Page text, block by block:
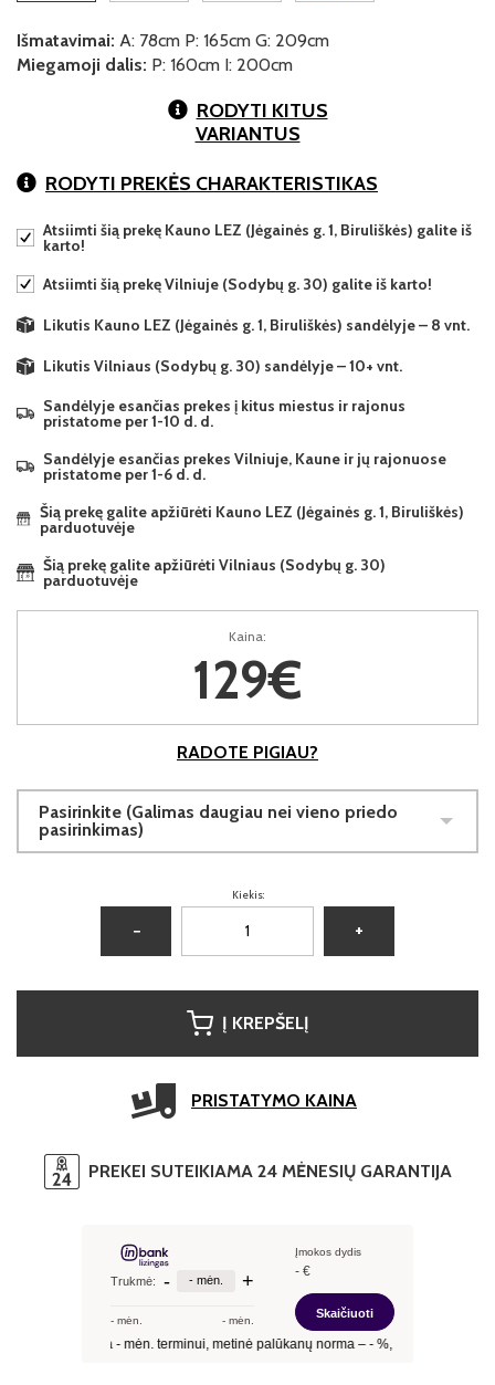
Išmatavimai: A: 78cm P: 165cm G: 209cm
Miegamoji dalis: P: 160cm I: 200cm
RODYTI KITUS
VARIANTUS
RODYTI PREKĖS CHARAKTERISTIKAS
Atsiimti šią prekę Kauno LEZ (Jėgainės g. 1, Biruliškės) galite iš
karto!
Atsiimti šią prekę Vilniuje (Sodybų g. 30) galite iš karto!
Likutis Kauno LEZ (Jėgainės g. 1, Biruliškės) sandėlyje – 8 vnt.
Likutis Vilniaus (Sodybų g. 30) sandėlyje – 10+ vnt.
Sandėlyje esančias prekes į kitus miestus ir rajonus
pristatome per 1-10 d. d.
Sandėlyje esančias prekes Vilniuje, Kaune ir jų rajonuose
pristatome per 1-6 d. d.
Šią prekę galite apžiūrėti Kauno LEZ (Jėgainės g. 1, Biruliškės)
parduotuvėje
Šią prekę galite apžiūrėti Vilniaus (Sodybų g. 30)
parduotuvėje
Kaina:
129€
RADOTE PIGIAU?
Pasirinkite (Galimas daugiau nei vieno priedo
pasirinkimas)
Kiekis:
− +
Į KREPŠELĮ
PRISTATYMO KAINA
PREKEI SUTEIKIAMA 24 MĖNESIŲ GARANTIJA